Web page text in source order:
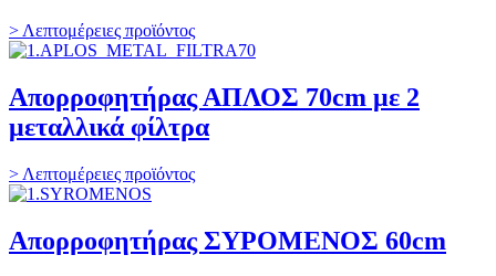
> Λεπτομέρειες προϊόντος
Απορροφητήρας ΑΠΛΟΣ 70cm με 2
μεταλλικά φίλτρα
> Λεπτομέρειες προϊόντος
Απορροφητήρας ΣΥΡΟΜΕΝΟΣ 60cm